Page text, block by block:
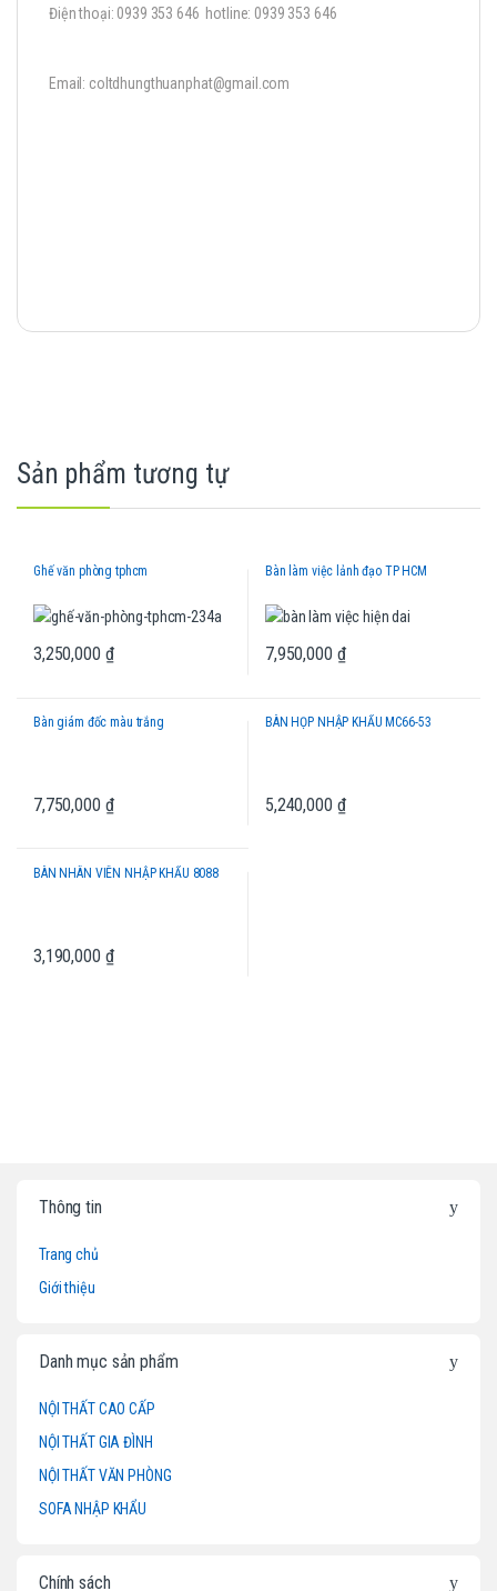
Điện thoại: 0939 353 646 hotline: 0939 353 646
Email: coltdhungthuanphat@gmail.com
Sản phẩm tương tự
Ghế văn phòng tphcm
3,250,000 ₫
Bàn làm việc lảnh đạo TP HCM
7,950,000 ₫
Bàn giám đốc màu trắng
7,750,000 ₫
BÀN HỌP NHẬP KHẨU MC66-53
5,240,000 ₫
BÀN NHÂN VIÊN NHẬP KHẨU 8088
3,190,000 ₫
Thông tin
Trang chủ
Giới thiệu
Danh mục sản phẩm
NỘI THẤT CAO CẤP
NỘI THẤT GIA ĐÌNH
NỘI THẤT VĂN PHÒNG
SOFA NHẬP KHẨU
Chính sách